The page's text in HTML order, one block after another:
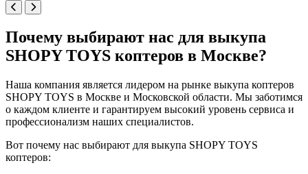
Почему выбирают нас для выкупа
SHOPY TOYS коптеров в Москве?
Наша компания является лидером на рынке выкупа коптеров
SHOPY TOYS в Москве и Московской области. Мы заботимся
о каждом клиенте и гарантируем высокий уровень сервиса и
профессионализм наших специалистов.
Вот почему нас выбирают для выкупа SHOPY TOYS
коптеров: